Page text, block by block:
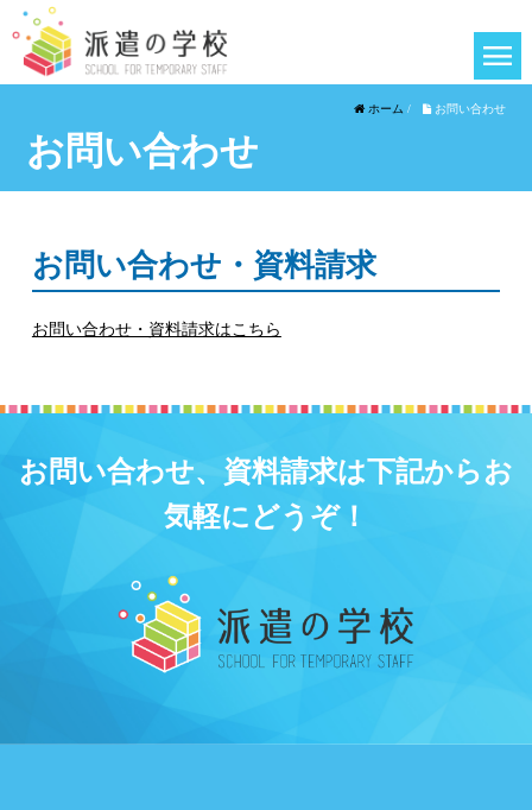
ホーム / お問い合わせ
お問い合わせ
お問い合わせ・資料請求
お問い合わせ・資料請求はこちら
お問い合わせ、資料請求は下記からお
気軽にどうぞ！